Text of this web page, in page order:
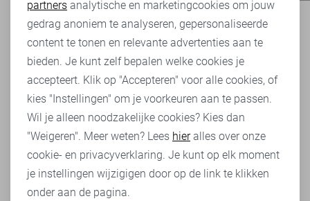
Marketing cookies
partners analytische en marketingcookies om jouw
gedrag anoniem te analyseren, gepersonaliseerde
content te tonen en relevante advertenties aan te
bieden. Je kunt zelf bepalen welke cookies je
accepteert. Klik op "Accepteren" voor alle cookies, of
kies "Instellingen" om je voorkeuren aan te passen.
Wil je alleen noodzakelijke cookies? Kies dan
"Weigeren". Meer weten? Lees hieralles over onze
cookie- en privacyverklaring. Je kunt op elk moment
je instellingen wijzigigen door op de link te klikken
onder aan de pagina.